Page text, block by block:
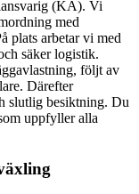
(KA). Vi
med
plats arbetar vi med
säker logistik.
följt av
Därefter
slutlig besiktning. Du
uppfyller alla